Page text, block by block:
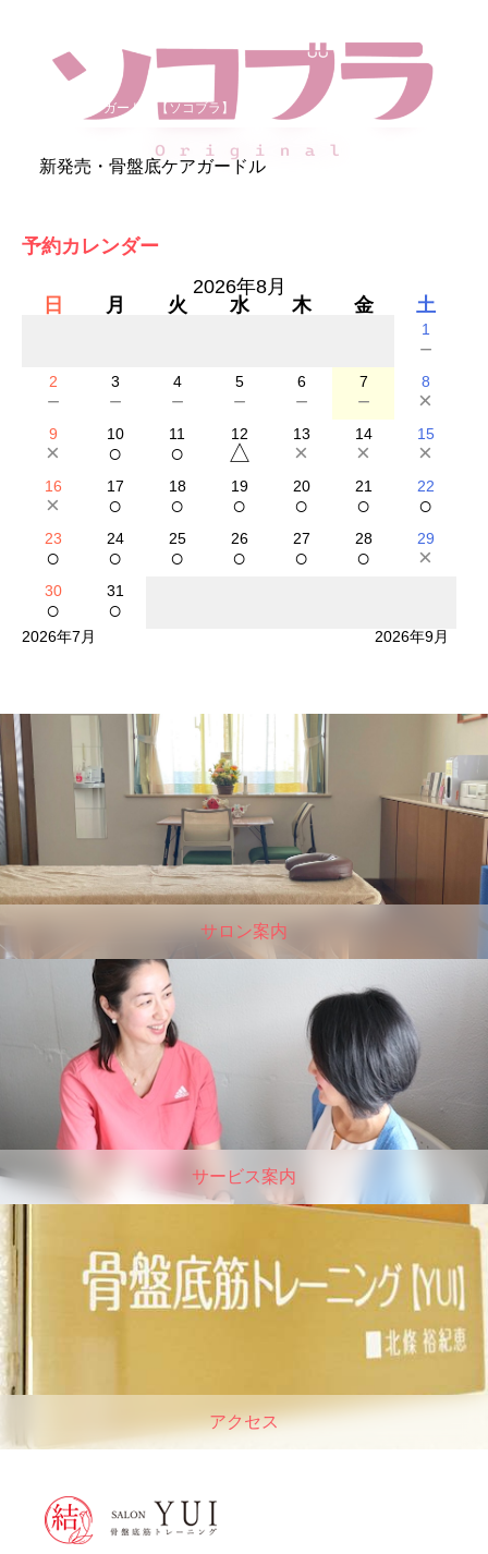
骨盤底ケアガードル【ソコブラ】
新発売・骨盤底ケアガードル
予約カレンダー
2026年8月
日
月 火 水 木 金 土
1
－
2
－
3
－
4
－
5
－
6
－
7
－
8
×
9
×
10
○
11
○
12
△
13
×
14
×
15
×
16
×
17
○
18
○
19
○
20
○
21
○
22
○
23
○
24
○
25
○
26
○
27
○
28
○
29
×
30
○
31
○
2026年7月 2026年9月
サロン案内
サービス案内
アクセス